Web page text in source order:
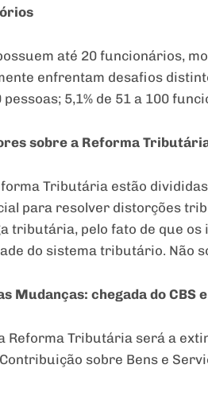
até 20 funcionários,
enfrentam desafios
5,1% de 51 a 100
sobre a Reforma
Tributária estão
para resolver distorções
tributária, pelo fato de que
do sistema tributário. Não
Mudanças: chegada do CBS
Reforma Tributária será a
Contribuição sobre Bens e